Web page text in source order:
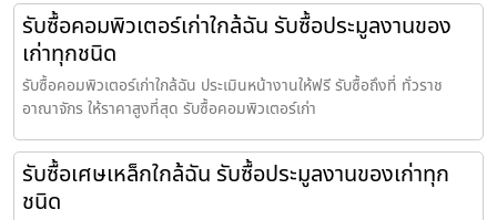
รับซื้อคอมพิวเตอร์เก่าใกล้ฉัน รับซื้อประมูลงานของ
เก่าทุกชนิด
รับซื้อคอมพิวเตอร์เก่าใกล้ฉัน ประเมินหน้างานให้ฟรี รับซื้อถึงที่ ทั่วราช
อาณาจักร ให้ราคาสูงที่สุด รับซื้อคอมพิวเตอร์เก่า
รับซื้อเศษเหล็กใกล้ฉัน รับซื้อประมูลงานของเก่าทุก
ชนิด